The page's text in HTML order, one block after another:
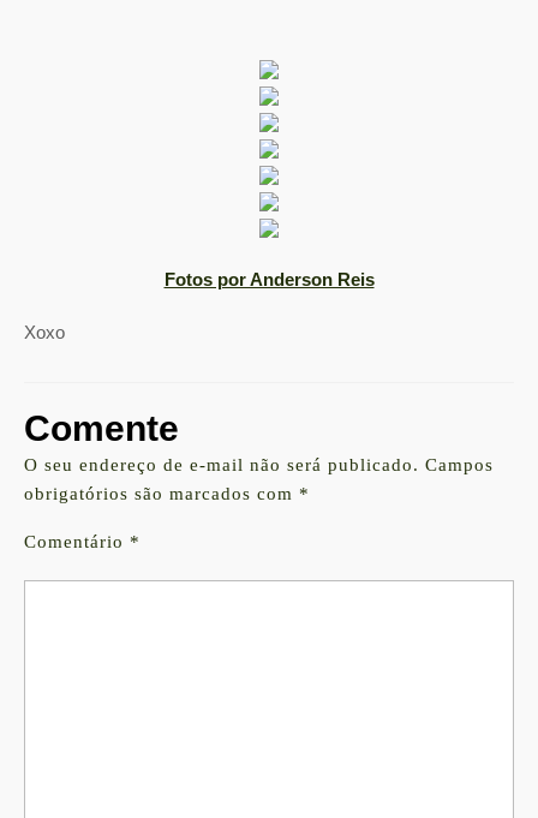
Fotos por Anderson Reis
Xoxo
Comente
O seu endereço de e-mail não será publicado. Campos
obrigatórios são marcados com *
Comentário *